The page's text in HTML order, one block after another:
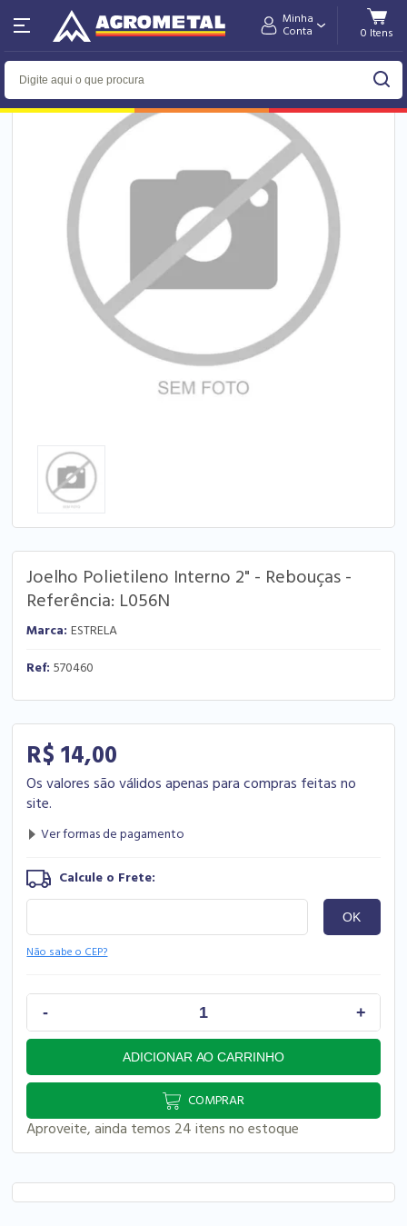
Minha
Conta
Home Hidráulica
Joelho Polietileno Interno 2" - Rebouças -
Referência: L056N
Marca:ESTRELA
Ref:570460
R$ 14,00
Os valores são válidos apenas para compras feitas no
site.
Não sabe o CEP?
COMPRAR
Aproveite, ainda temos 24 itens no estoque